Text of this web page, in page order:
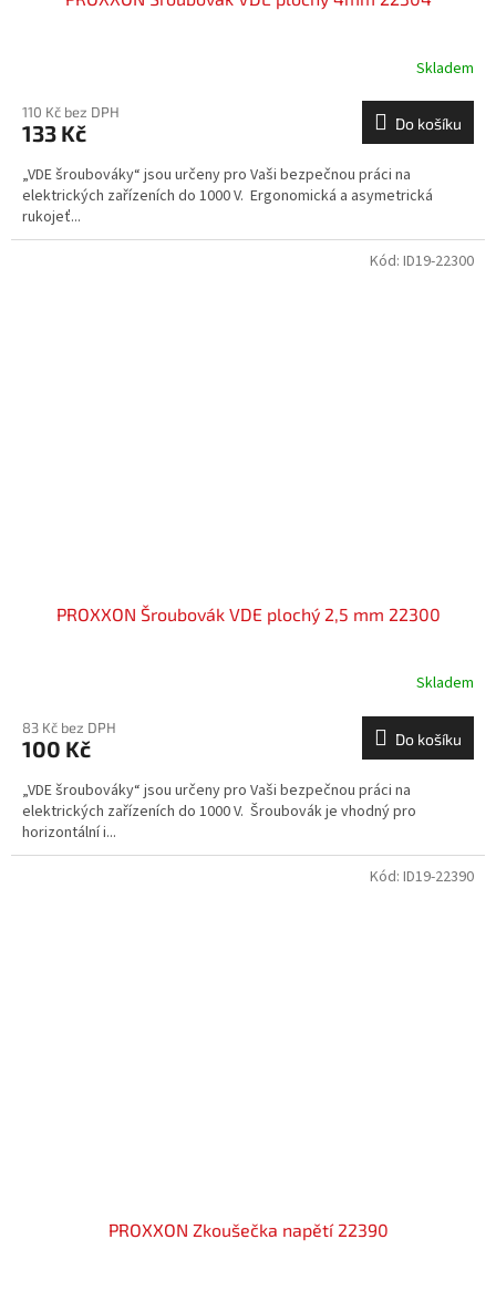
Skladem
110 Kč bez DPH
133 Kč Do košíku
„VDE šroubováky“ jsou určeny pro Vaši bezpečnou práci na
elektrických zařízeních do 1000 V. Ergonomická a asymetrická
rukojeť...
PROXXON Šroubovák VDE plochý 2,5 mm 22300
Skladem
83 Kč bez DPH
100 Kč Do košíku
„VDE šroubováky“ jsou určeny pro Vaši bezpečnou práci na
elektrických zařízeních do 1000 V. Šroubovák je vhodný pro
horizontální i...
Kód: ID19-22300
PROXXON Zkoušečka napětí 22390
Kód: ID19-22390